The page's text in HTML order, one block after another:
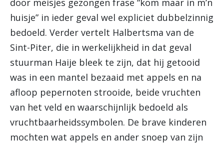
door meisjes gezongen frase “kom maar in m’n
huisje” in ieder geval wel expliciet dubbelzinnig
bedoeld. Verder vertelt Halbertsma van de
Sint-Piter, die in werkelijkheid in dat geval
stuurman Haije bleek te zijn, dat hij getooid
was in een mantel bezaaid met appels en na
afloop pepernoten strooide, beide vruchten
van het veld en waarschijnlijk bedoeld als
vruchtbaarheidssymbolen. De brave kinderen
mochten wat appels en ander snoep van zijn